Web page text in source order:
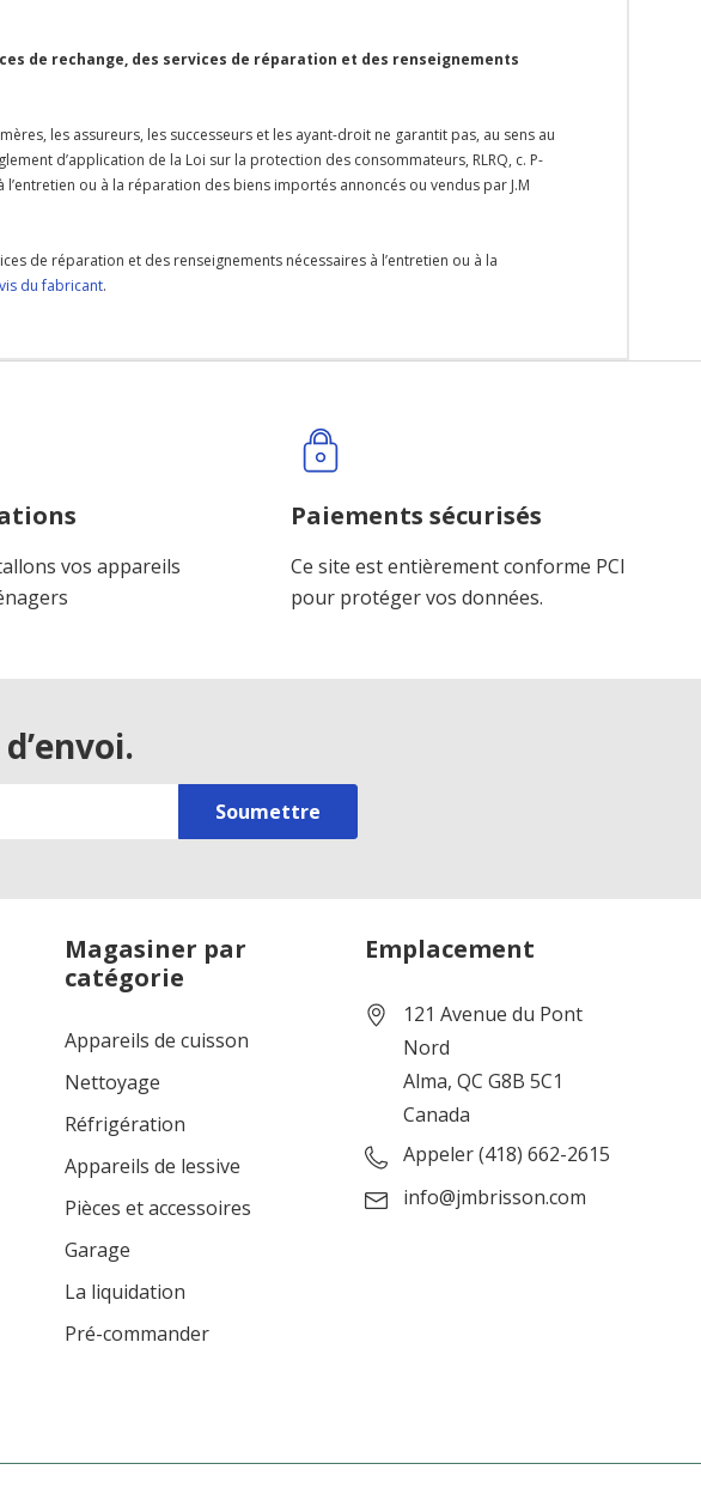
de rechange, des services de réparation et des renseignements
les assureurs, les successeurs et les ayant-droit ne garantit pas, au sens au
d’application de la Loi sur la protection des consommateurs, RLRQ, c. P-
ou à la réparation des biens importés annoncés ou vendus par J.M
de réparation et des renseignements nécessaires à l’entretien ou à la
du fabricant.
vos appareils
Paiements sécurisés
Ce site est entièrement conforme PCI
pour protéger vos données.
Magasiner par
catégorie
Appareils de cuisson
Nettoyage
Réfrigération
Appareils de lessive
Pièces et accessoires
Garage
La liquidation
Pré-commander
Emplacement
121 Avenue du Pont
Nord
Alma, QC G8B 5C1
Canada
Appeler (418) 662-2615
info@jmbrisson.com